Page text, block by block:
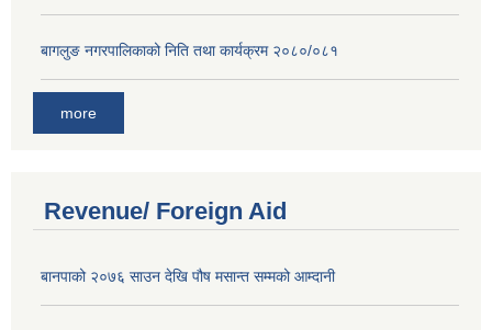
बागलुङ नगरपालिकाको निति तथा कार्यक्रम २०८०/०८१
more
Revenue/ Foreign Aid
बानपाको २०७६ साउन देखि पौष मसान्त सम्मको आम्दानी